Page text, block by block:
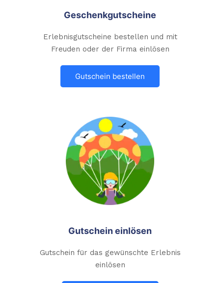
Geschenkgutscheine
Erlebnisgutscheine bestellen und mit
Freuden oder der Firma einlösen
Gutschein bestellen
Gutschein einlösen
Gutschein für das gewünschte Erlebnis
einlösen